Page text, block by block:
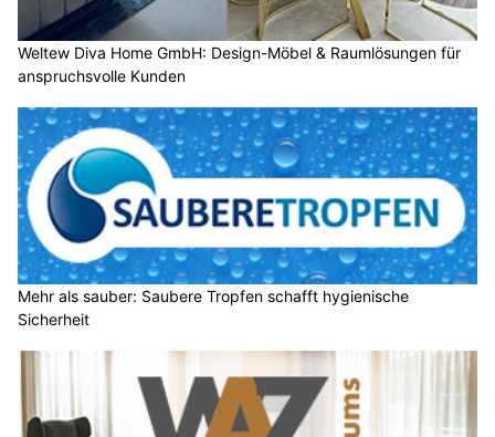
Weltew Diva Home GmbH: Design-Möbel & Raumlösungen für
anspruchsvolle Kunden
Mehr als sauber: Saubere Tropfen schafft hygienische
Sicherheit